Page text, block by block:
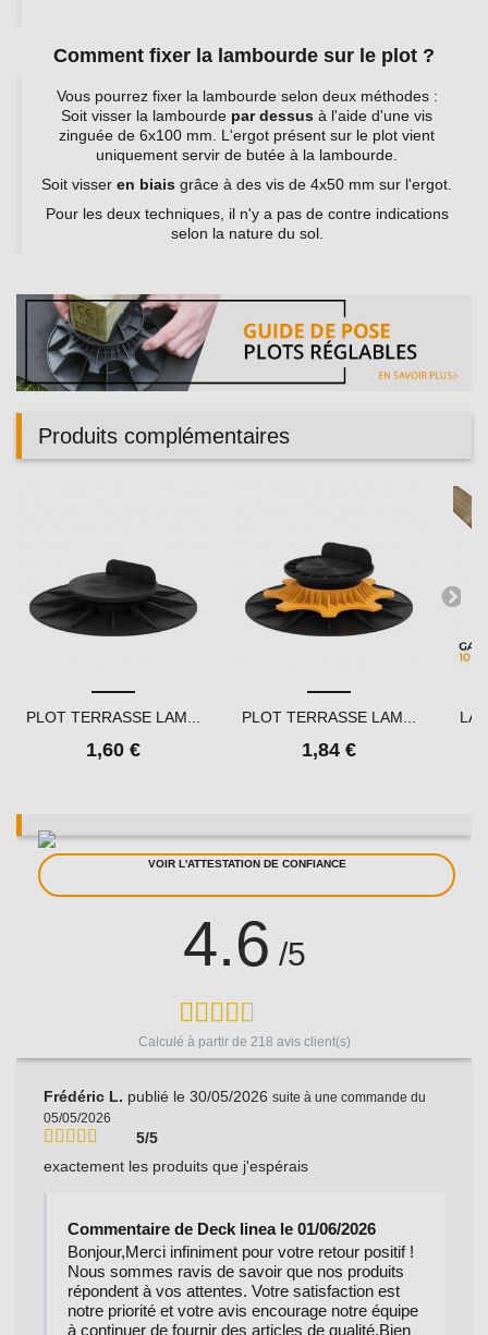
Comment fixer la lambourde sur le plot ?
Vous pourrez fixer la lambourde selon deux méthodes :
Soit visser la lambourde par dessus à l'aide d'une vis
zinguée de 6x100 mm. L'ergot présent sur le plot vient
uniquement servir de butée à la lambourde.
Soit visser en biais grâce à des vis de 4x50 mm sur l'ergot.
Pour les deux techniques, il n'y a pas de contre indications
selon la nature du sol.
Produits complémentaires
PLOT TERRASSE LAM...
1,60 €
PLOT TERRASSE LAM...
1,84 €
VOIR L'ATTESTATION DE CONFIANCE
4.6 /5
Calculé à partir de 218 avis client(s)
Frédéric L. publié le 30/05/2026 suite à une commande du
05/05/2026
5/5
exactement les produits que j'espérais
Commentaire de Deck linea le 01/06/2026
Bonjour,Merci infiniment pour votre retour positif !
Nous sommes ravis de savoir que nos produits
répondent à vos attentes. Votre satisfaction est
notre priorité et votre avis encourage notre équipe
à continuer de fournir des articles de qualité.Bien